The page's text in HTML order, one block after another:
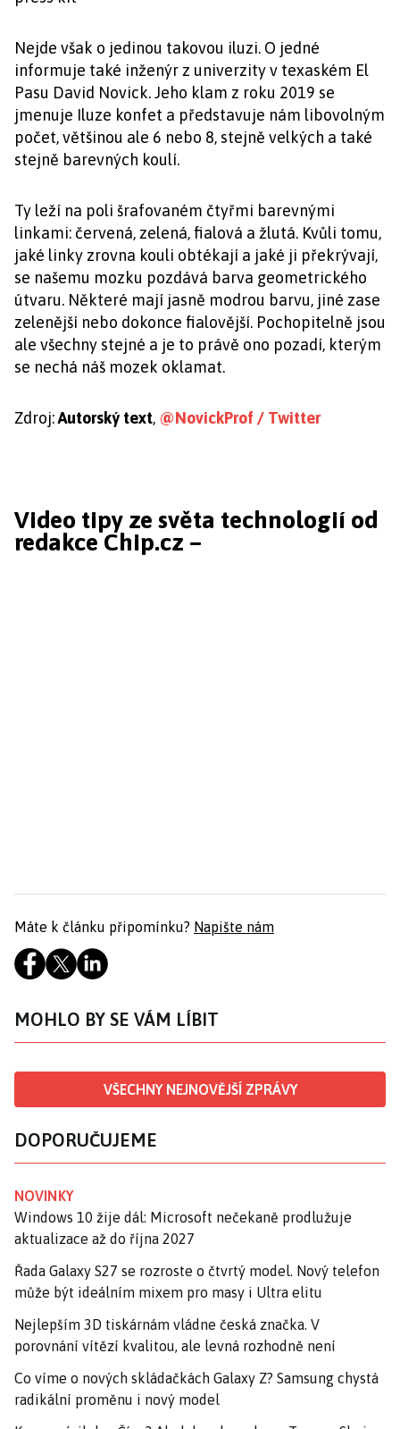
Nejde však o jedinou takovou iluzi. O jedné
informuje také inženýr z univerzity v texaském El
Pasu David Novick. Jeho klam z roku 2019 se
jmenuje Iluze konfet a představuje nám libovolným
počet, většinou ale 6 nebo 8, stejně velkých a také
stejně barevných koulí.
Ty leží na poli šrafovaném čtyřmi barevnými
linkami: červená, zelená, fialová a žlutá. Kvůli tomu,
jaké linky zrovna kouli obtékají a jaké ji překrývají,
se našemu mozku pozdává barva geometrického
útvaru. Některé mají jasně modrou barvu, jiné zase
zelenější nebo dokonce fialovější. Pochopitelně jsou
ale všechny stejné a je to právě ono pozadí, kterým
se nechá náš mozek oklamat.
Zdroj:Autorský text, @NovickProf / Twitter
Video tipy ze světa technologií od
redakce Chip.cz –
Máte k článku připomínku? Napište nám
MOHLO BY SE VÁM LÍBIT
VŠECHNY NEJNOVĚJŠÍ ZPRÁVY
DOPORUČUJEME
NOVINKY
Windows 10 žije dál: Microsoft nečekaně prodlužuje
aktualizace až do října 2027
Řada Galaxy S27 se rozroste o čtvrtý model. Nový telefon
může být ideálním mixem pro masy i Ultra elitu
Nejlepším 3D tiskárnám vládne česká značka. V
porovnání vítězí kvalitou, ale levná rozhodně není
Co víme o nových skládačkách Galaxy Z? Samsung chystá
radikální proměnu i nový model